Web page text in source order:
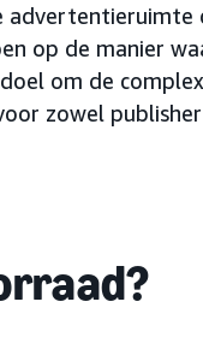
op de manier
om de
zowel